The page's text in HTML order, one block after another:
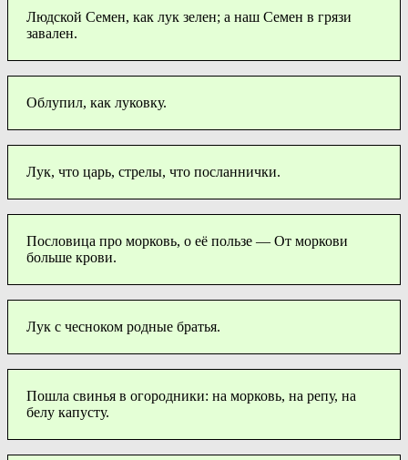
Людской Семен, как лук зелен; а наш Семен в грязи
завален.
Облупил, как луковку.
Лук, что царь, стрелы, что посланнички.
Пословица про морковь, о её пользе — От моркови
больше крови.
Лук с чесноком родные братья.
Пошла свинья в огородники: на морковь, на репу, на
белу капусту.